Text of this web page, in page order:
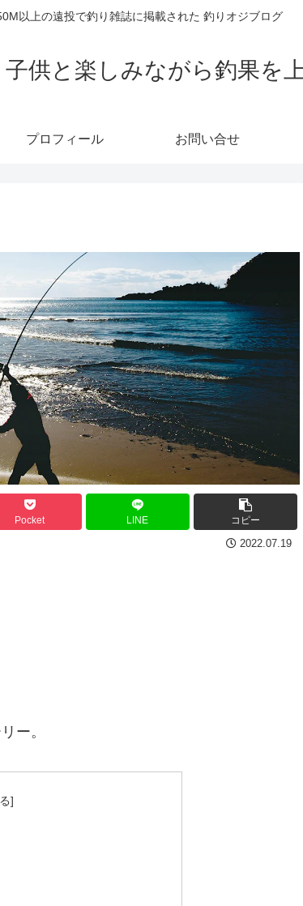
以上の遠投で釣り雑誌に掲載された 釣りオジブログ
供と楽しみながら釣果を
プロフィール お問い合せ
Pocket LINE コピー
2022.07.19
リー。